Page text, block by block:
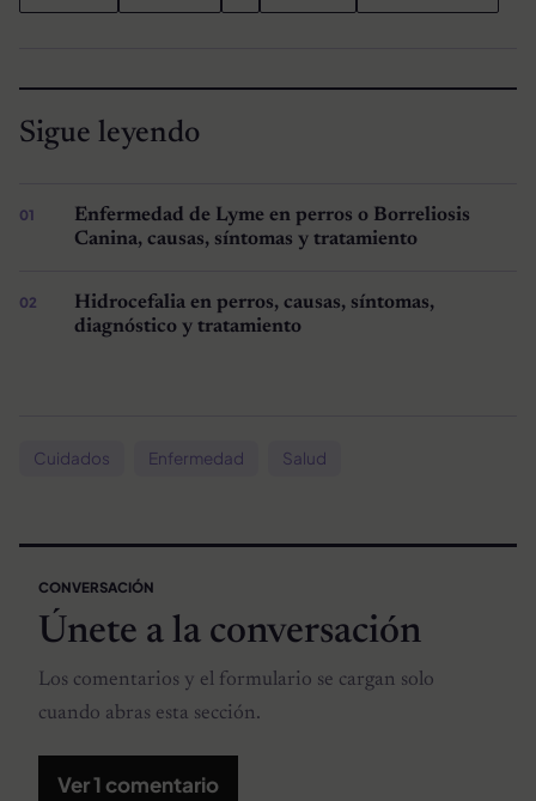
Sigue leyendo
Enfermedad de Lyme en perros o Borreliosis
Canina, causas, síntomas y tratamiento
Hidrocefalia en perros, causas, síntomas,
diagnóstico y tratamiento
Cuidados Enfermedad Salud
CONVERSACIÓN
Únete a la conversación
Los comentarios y el formulario se cargan solo
cuando abras esta sección.
Ver 1 comentario